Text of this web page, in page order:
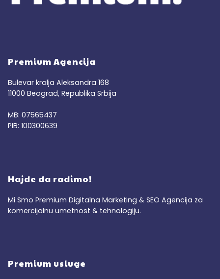
Premium Agencija
Bulevar kralja Aleksandra 168
11000 Beograd, Republika Srbija
MB: 07565437
PIB: 100300639
Hajde da radimo!
Mi Smo Premium Digitalna Marketing & SEO Agencija za
komercijalnu umetnost & tehnologiju.
Premium usluge